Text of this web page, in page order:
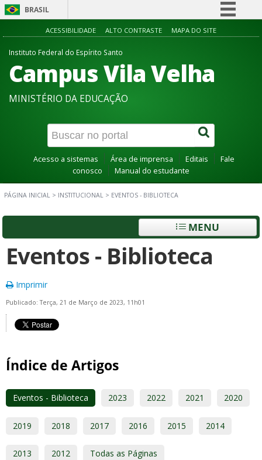
BRASIL
Simplifique!
Participe
Acesso à informação
Canais
ACESSIBILIDADE ALTO CONTRASTE MAPA DO SITE
Instituto Federal do Espírito Santo
Campus Vila Velha
MINISTÉRIO DA EDUCAÇÃO
Acesso a sistemas Área de imprensa Editais
Fale
conosco
Manual do estudante
PÁGINA INICIAL > INSTITUCIONAL > EVENTOS - BIBLIOTECA
MENU
Eventos - Biblioteca
Imprimir
Publicado: Terça, 21 de Março de 2023, 11h01
Índice de Artigos
Eventos - Biblioteca 2023 2022 2021 2020
2019 2018 2017 2016 2015 2014
2013 2012 Todas as Páginas